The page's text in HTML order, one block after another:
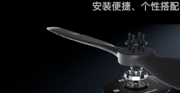
安装便捷、个性搭配